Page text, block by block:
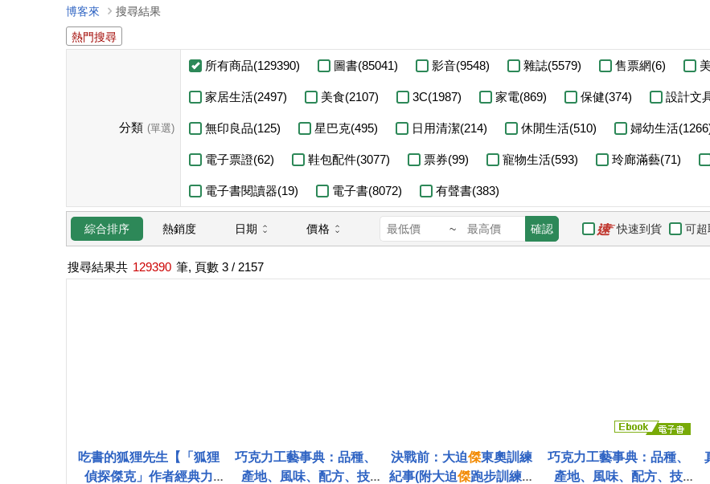
博客來
搜尋結果
熱門搜尋
分類 (單選)
所有商品(129390) 圖書(85041) 影音(9548) 雜誌(5579) 售票網(6)
家居生活(2497) 美食(2107) 3C(1987) 家電(869) 保健(374) 設計文
無印良品(125) 星巴克(495) 日用清潔(214) 休閒生活(510) 婦幼生活
電子票證(62) 鞋包配件(3077) 票券(99) 寵物生活(593) 玲廊滿藝(71)
電子書閱讀器(19) 電子書(8072) 有聲書(383)
綜合排序 熱銷度 日期 價格 ~ 確認 快速到貨 可超
搜尋結果共 129390 筆, 頁數 3 / 2157
吃書的狐狸先生【「狐狸
偵探傑克」作者經典力
巧克力工藝事典：品種、
產地、風味、配方、技
決戰前：大迫傑東奧訓練
紀事(附大迫傑跑步訓練日
巧克力工藝事典：品種、
產地、風味、配方、技